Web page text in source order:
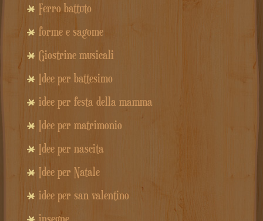
Ferro battuto
forme e sagome
Giostrine musicali
Idee per battesimo
idee per festa della mamma
Idee per matrimonio
Idee per nascita
Idee per Natale
idee per san valentino